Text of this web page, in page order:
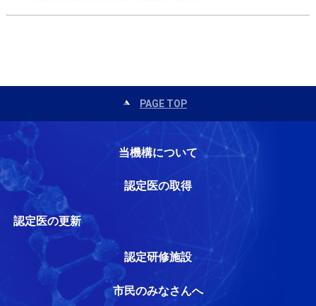
PAGE TOP
当機構について
認定医の取得
認定医の更新
認定研修施設
市民のみなさんへ